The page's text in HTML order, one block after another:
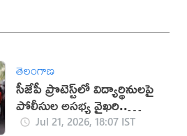
తెలంగాణ
సీజేపీ ప్రొటెస్ట్‌లో విద్యార్థినులపై
పోలీసుల అసభ్య వైఖరి..
వీడియో వైరల్
Jul 21, 2026, 18:07 IST